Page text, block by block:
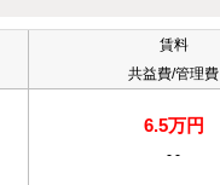
賃料
共益費/管理費
6.5万円
- -